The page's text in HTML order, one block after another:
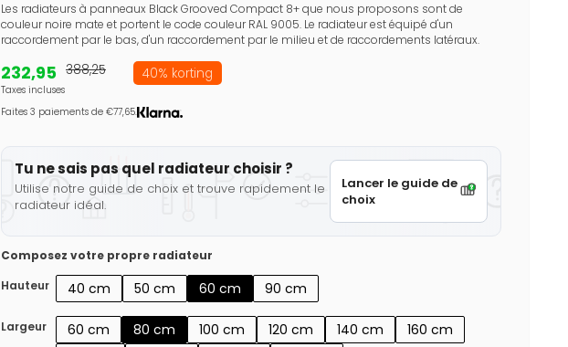
Les radiateurs à panneaux Black Grooved Compact 8+ que nous proposons sont de
couleur noire mate et portent le code couleur RAL 9005. Le radiateur est équipé d'un
raccordement par le bas, d'un raccordement par le milieu et de raccordements latéraux.
232,95
Taxes incluses
388,25 40% korting
Faites 3 paiements de €77,65.
Tu ne sais pas quel radiateur choisir ?
Utilise notre guide de choix et trouve rapidement le
radiateur idéal.
Lancer le guide de
choix
Composez votre propre radiateur
Hauteur
40 cm 50 cm 60 cm 90 cm
Largeur 60 cm 80 cm 100 cm 120 cm 140 cm
160 cm